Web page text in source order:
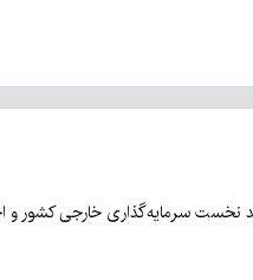
نخست سرمایه‌گذاری خارجی کشور